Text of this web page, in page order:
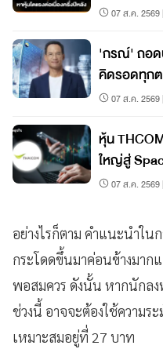
07 ส.ค. 2569
'กรณ์' ถอด
คิดรอดทุก
วินัยคือกุญแ
07 ส.ค. 2569
หุ้น
ใหญ่สู่
ราคายังมีอั
07 ส.ค. 2569
อย่างไรก็ตาม คำแนะนำใน
กระโดดขึ้นมาค่อนข้างมาก
พอสมควร ดังนั้น หากนักลง
ช่วงนี้ อาจจะต้องใช้ความร
เหมาะสมอยู่ที่ 27 บาท